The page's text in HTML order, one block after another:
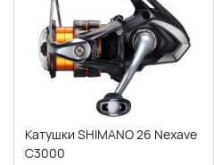
Катушки SHIMANO 26 Nexave
C3000